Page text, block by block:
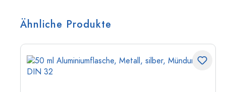
Ähnliche Produkte